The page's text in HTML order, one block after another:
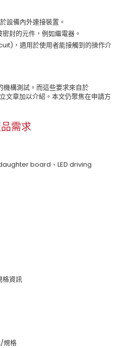
備內外連接裝置。
的元件，例如繼電器。
，適用於使用者能接觸到的操作介
構測試。而這些要求來自於
文章加以介紹。本文仍聚焦在申請方
需求
board、LED driving
資訊
規格